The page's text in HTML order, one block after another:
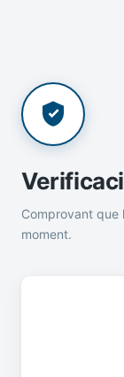
Comprovant que
moment.